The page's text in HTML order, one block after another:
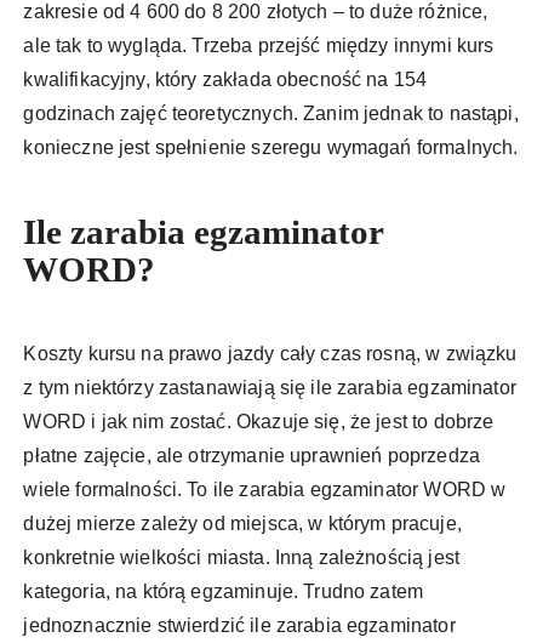
zakresie od 4 600 do 8 200 złotych – to duże różnice,
ale tak to wygląda. Trzeba przejść między innymi kurs
kwalifikacyjny, który zakłada obecność na 154
godzinach zajęć teoretycznych. Zanim jednak to nastąpi,
konieczne jest spełnienie szeregu wymagań formalnych.
Ile zarabia egzaminator
WORD?
Koszty kursu na prawo jazdy cały czas rosną, w związku
z tym niektórzy zastanawiają się ile zarabia egzaminator
WORD i jak nim zostać. Okazuje się, że jest to dobrze
płatne zajęcie, ale otrzymanie uprawnień poprzedza
wiele formalności. To ile zarabia egzaminator WORD w
dużej mierze zależy od miejsca, w którym pracuje,
konkretnie wielkości miasta. Inną zależnością jest
kategoria, na którą egzaminuje. Trudno zatem
jednoznacznie stwierdzić ile zarabia egzaminator